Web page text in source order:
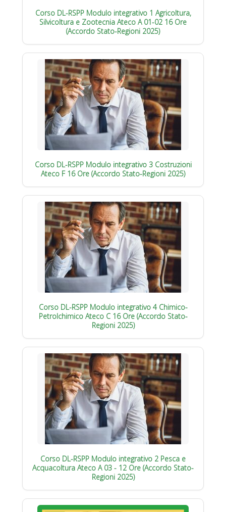
Corso DL-RSPP Modulo integrativo 1 Agricoltura,
Silvicoltura e Zootecnia Ateco A 01-02 16 Ore
(Accordo Stato-Regioni 2025)
Corso DL-RSPP Modulo integrativo 3 Costruzioni
Ateco F 16 Ore (Accordo Stato-Regioni 2025)
Corso DL-RSPP Modulo integrativo 4 Chimico-
Petrolchimico Ateco C 16 Ore (Accordo Stato-
Regioni 2025)
Corso DL-RSPP Modulo integrativo 2 Pesca e
Acquacoltura Ateco A 03 - 12 Ore (Accordo Stato-
Regioni 2025)